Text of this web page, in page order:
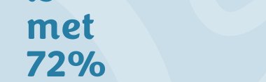
met
72%